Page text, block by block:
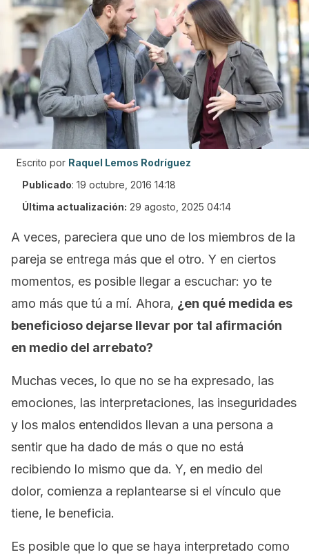
Escrito por Raquel Lemos Rodríguez
Publicado: 19 octubre, 2016 14:18
Última actualización: 29 agosto, 2025 04:14
A veces, pareciera que uno de los miembros de la
pareja se entrega más que el otro. Y en ciertos
momentos, es posible llegar a escuchar: yo te
amo más que tú a mí. Ahora, ¿en qué medida es
beneficioso dejarse llevar por tal afirmación
en medio del arrebato?
Muchas veces, lo que no se ha expresado, las
emociones, las interpretaciones, las inseguridades
y los malos entendidos llevan a una persona a
sentir que ha dado de más o que no está
recibiendo lo mismo que da. Y, en medio del
dolor, comienza a replantearse si el vínculo que
tiene, le beneficia.
Es posible que lo que se haya interpretado como